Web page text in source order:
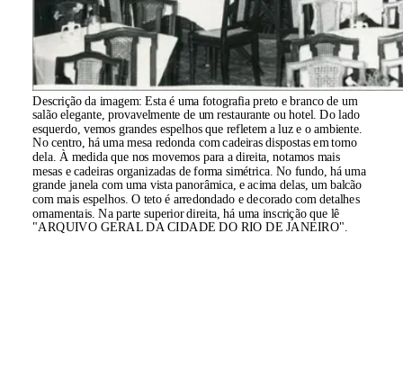
Descrição da imagem:Esta é uma fotografia preto e branco de um
salão elegante, provavelmente de um restaurante ou hotel. Do lado
esquerdo, vemos grandes espelhos que refletem a luz e o ambiente.
No centro, há uma mesa redonda com cadeiras dispostas em torno
dela. À medida que nos movemos para a direita, notamos mais
mesas e cadeiras organizadas de forma simétrica. No fundo, há uma
grande janela com uma vista panorâmica, e acima delas, um balcão
com mais espelhos. O teto é arredondado e decorado com detalhes
ornamentais. Na parte superior direita, há uma inscrição que lê
"ARQUIVO GERAL DA CIDADE DO RIO DE JANEIRO".